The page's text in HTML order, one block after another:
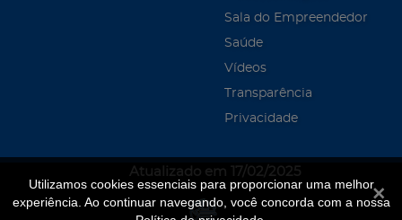
Utilizamos cookies essenciais para proporcionar uma melhor
experiência. Ao continuar navegando, você concorda com a nossa
Sala do Empreendedor
Saúde
Vídeos
Transparência
Privacidade
Atualizado em 17/02/2025